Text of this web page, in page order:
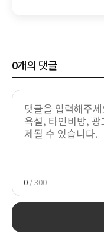
0개의 댓글
0 / 300